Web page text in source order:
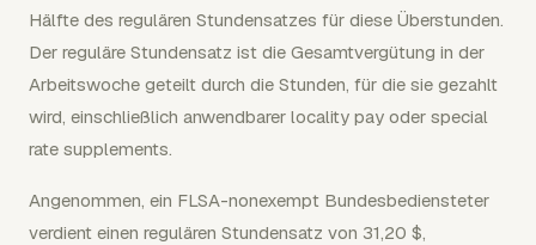
Hälfte des regulären Stundensatzes für diese Überstunden.
Der reguläre Stundensatz ist die Gesamtvergütung in der
Arbeitswoche geteilt durch die Stunden, für die sie gezahlt
wird, einschließlich anwendbarer locality pay oder special
rate supplements.
Angenommen, ein FLSA-nonexempt Bundesbediensteter
verdient einen regulären Stundensatz von 31,20 $,